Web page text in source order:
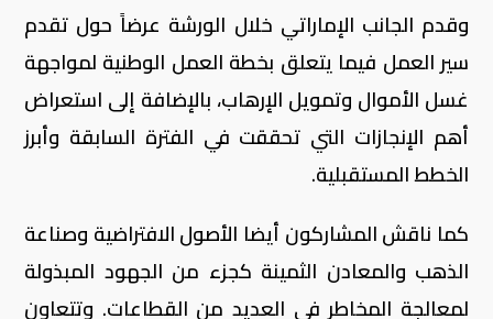
وقدم الجانب الإماراتي خلال الورشة عرضاً حول تقدم
سير العمل فيما يتعلق بخطة العمل الوطنية لمواجهة
غسل الأموال وتمويل الإرهاب، بالإضافة إلى استعراض
أهم الإنجازات التي تحققت في الفترة السابقة وأبرز
الخطط المستقبلية.
كما ناقش المشاركون أيضا الأصول الافتراضية وصناعة
الذهب والمعادن الثمينة كجزء من الجهود المبذولة
لمعالجة المخاطر في العديد من القطاعات. وتتعاون